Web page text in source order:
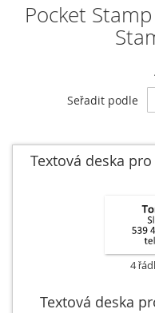
Pocket
Seřadit podle
Textová deska
4
Textová deska